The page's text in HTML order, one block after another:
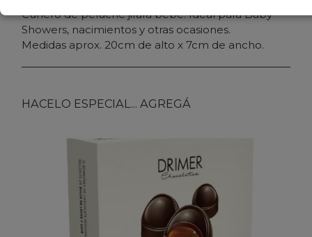
Cunero de peluche jirafa bebe. Ideal para Baby
Showers, nacimientos y otras ocasiones.
Medidas aprox. 20cm de alto x 7cm de ancho.
HACELO ESPECIAL... AGREGÁ